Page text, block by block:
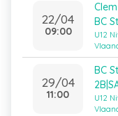
22/04
09:00
BC
U12
29/04
11:00
BC
U12